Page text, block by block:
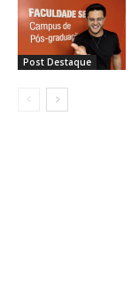
Post Destaque